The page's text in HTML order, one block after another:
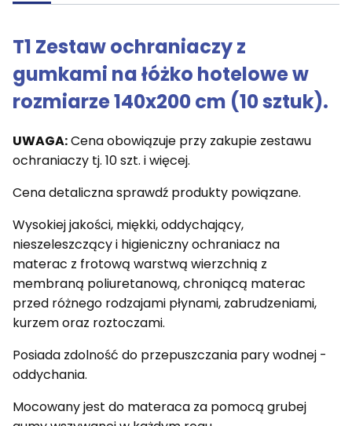
T1 Zestaw ochraniaczy z
gumkami na łóżko hotelowe w
rozmiarze 140x200 cm (10 sztuk).
UWAGA:Cena obowiązuje przy zakupie zestawu
ochraniaczy tj. 10 szt. i więcej.
Cena detaliczna sprawdź produkty powiązane.
Wysokiej jakości, miękki, oddychający,
nieszeleszczący i higieniczny ochraniacz na
materac z frotową warstwą wierzchnią z
membraną poliuretanową, chroniącą materac
przed różnego rodzajami płynami, zabrudzeniami,
kurzem oraz roztoczami.
Posiada zdolność do przepuszczania pary wodnej -
oddychania.
Mocowany jest do materaca za pomocą grubej